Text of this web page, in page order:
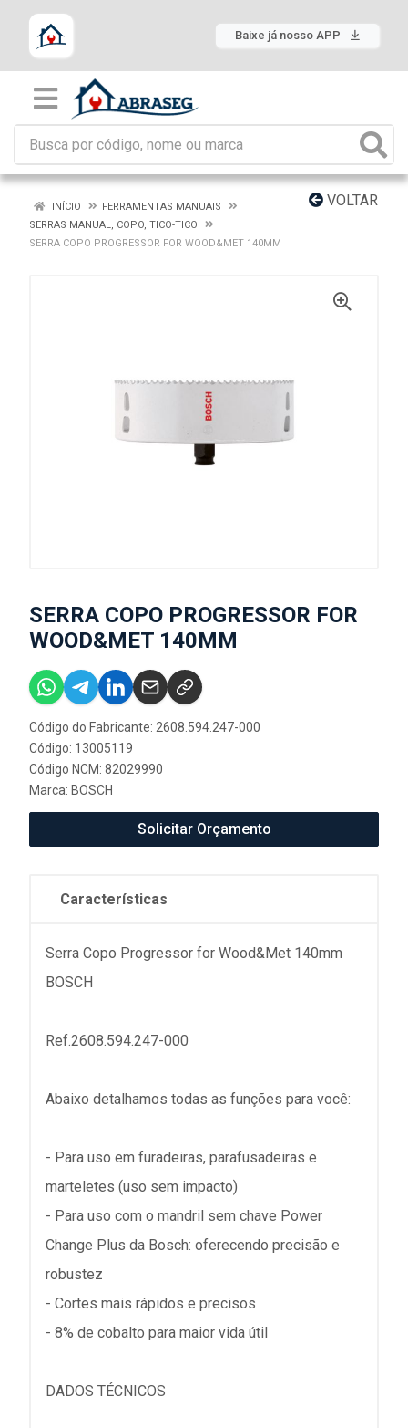
Baixe já nosso APP
VOLTAR
INÍCIO
FERRAMENTAS MANUAIS
SERRAS MANUAL, COPO, TICO-TICO
SERRA COPO PROGRESSOR FOR WOOD&MET 140MM
SERRA COPO PROGRESSOR FOR
WOOD&MET 140MM
Código do Fabricante: 2608.594.247-000
Código: 13005119
Código NCM: 82029990
Marca: BOSCH
Solicitar Orçamento
Características
Serra Copo Progressor for Wood&Met 140mm
BOSCH
Ref.2608.594.247-000
Abaixo detalhamos todas as funções para você:
- Para uso em furadeiras, parafusadeiras e
marteletes (uso sem impacto)
- Para uso com o mandril sem chave Power
Change Plus da Bosch: oferecendo precisão e
robustez
- Cortes mais rápidos e precisos
- 8% de cobalto para maior vida útil
DADOS TÉCNICOS